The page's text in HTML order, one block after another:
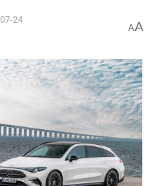
24
AA